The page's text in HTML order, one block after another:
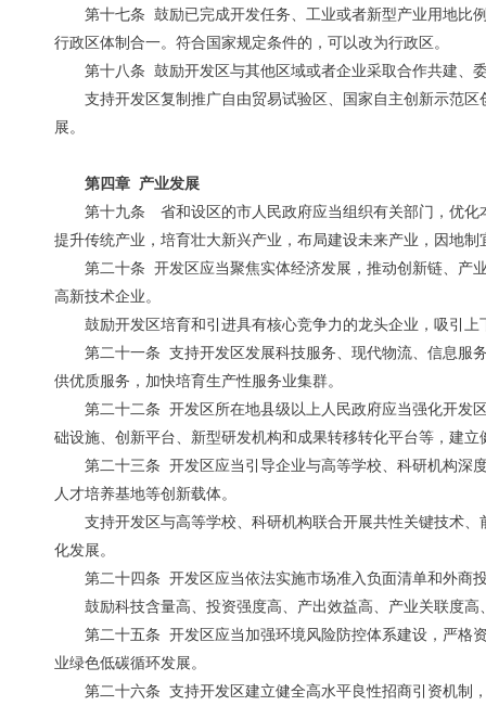
第十七条 鼓励已完成开发任务、工业或者新型产业用地比
行政区体制合一。符合国家规定条件的，可以改为行政区。
第十八条 鼓励开发区与其他区域或者企业采取合作共建、
支持开发区复制推广自由贸易试验区、国家自主创新示范
展。
第四章 产业发展
第十九条 省和设区的市人民政府应当组织有关部门，优化
提升传统产业，培育壮大新兴产业，布局建设未来产业，因地
第二十条 开发区应当聚焦实体经济发展，推动创新链、产
高新技术企业。
鼓励开发区培育和引进具有核心竞争力的龙头企业，吸引
第二十一条 支持开发区发展科技服务、现代物流、信息服
供优质服务，加快培育生产性服务业集群。
第二十二条 开发区所在地县级以上人民政府应当强化开发
础设施、创新平台、新型研发机构和成果转移转化平台等，建
第二十三条 开发区应当引导企业与高等学校、科研机构深
人才培养基地等创新载体。
支持开发区与高等学校、科研机构联合开展共性关键技术
化发展。
第二十四条 开发区应当依法实施市场准入负面清单和外商
鼓励科技含量高、投资强度高、产出效益高、产业关联度
第二十五条 开发区应当加强环境风险防控体系建设，严格
业绿色低碳循环发展。
第二十六条 支持开发区建立健全高水平良性招商引资机制